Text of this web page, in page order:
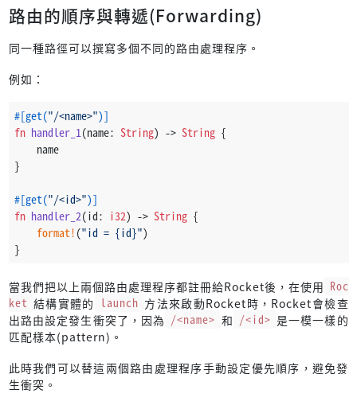
路由的順序與轉遞(Forwarding)
同一種路徑可以撰寫多個不同的路由處理程序。
例如：
#[get("/<name>")]
fn handler_1(name: String) -> String {
    name
}
#[get("/<id>")]
fn handler_2(id: i32) -> String {
format! ("id = {id}")
}
當我們把以上兩個路由處理程序都註冊給Rocket後，在使用 Roc
ket 結構實體的 launch 方法來啟動Rocket時，Rocket會檢查
出路由設定發生衝突了，因為 /<name> 和 /<id> 是一模一樣的
匹配樣本(pattern)。
此時我們可以替這兩個路由處理程序手動設定優先順序，避免發
生衝突。